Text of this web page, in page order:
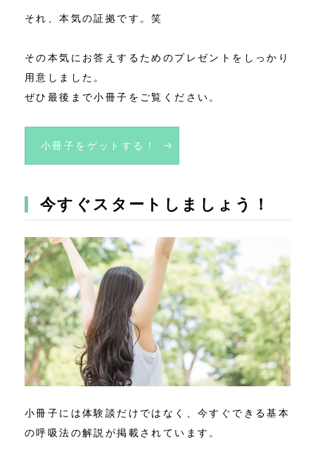
それ、本気の証拠です。笑
その本気にお答えするためのプレゼントをしっかり
用意しました。
ぜひ最後まで小冊子をご覧ください。
小冊子をゲットする！
今すぐスタートしましょう！
小冊子には体験談だけではなく、今すぐできる基本
の呼吸法の解説が掲載されています。